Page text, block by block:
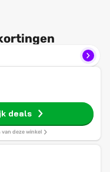
deals
van deze winkel